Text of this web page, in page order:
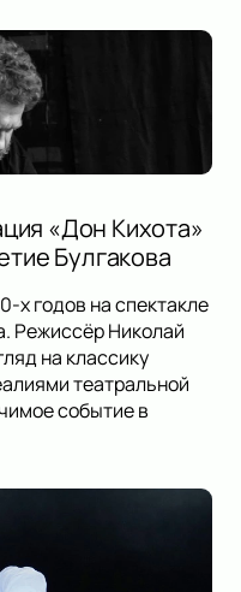
«Дон Кихота»
Булгакова
х годов на спектакле
Режиссёр Николай
на классику
театральной
событие в